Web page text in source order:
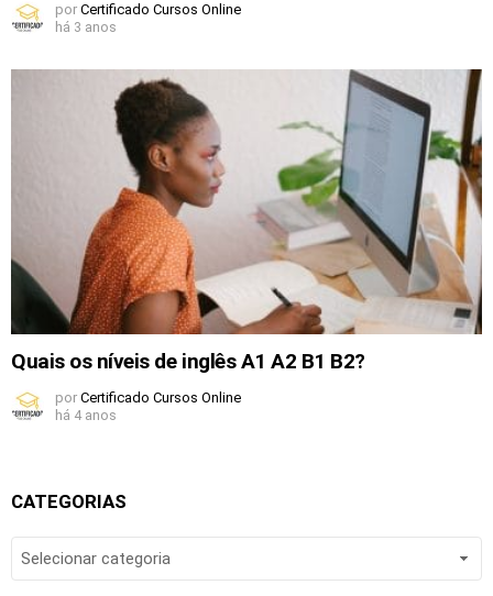
por Certificado Cursos Online
há 3 anos
Quais os níveis de inglês A1 A2 B1 B2?
por Certificado Cursos Online
há 4 anos
CATEGORIAS